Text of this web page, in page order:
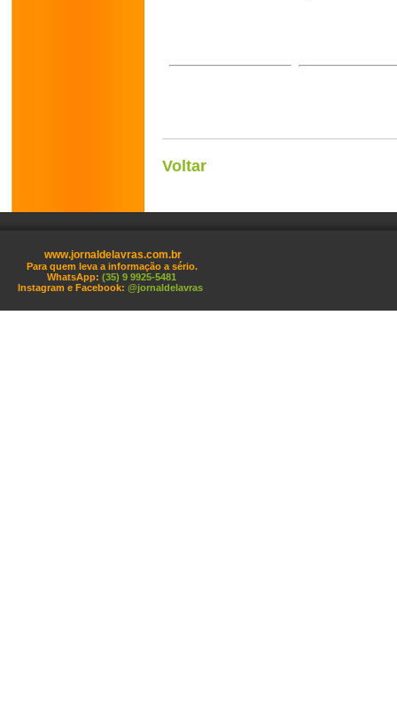
Voltar
www.jornaldelavras.com.br
Para quem leva a informação a sério.
WhatsApp: (35) 9 9925-5481
Instagram e Facebook: @jornaldelavras